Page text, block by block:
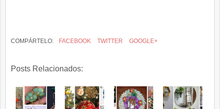
COMPÁRTELO: FACEBOOK TWITTER GOOGLE+
Posts Relacionados: